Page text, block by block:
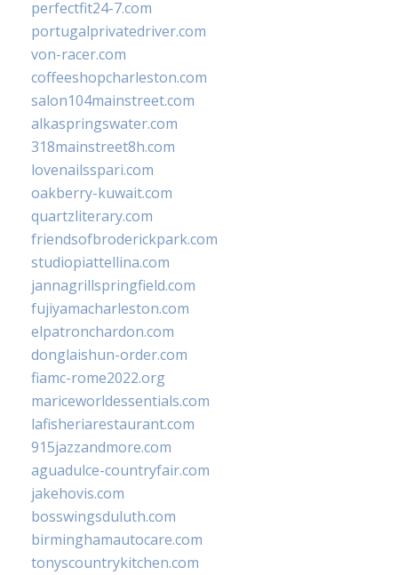
perfectfit24-7.com
portugalprivatedriver.com
von-racer.com
coffeeshopcharleston.com
salon104mainstreet.com
alkaspringswater.com
318mainstreet8h.com
lovenailsspari.com
oakberry-kuwait.com
quartzliterary.com
friendsofbroderickpark.com
studiopiattellina.com
jannagrillspringfield.com
fujiyamacharleston.com
elpatronchardon.com
donglaishun-order.com
fiamc-rome2022.org
mariceworldessentials.com
lafisheriarestaurant.com
915jazzandmore.com
aguadulce-countryfair.com
jakehovis.com
bosswingsduluth.com
birminghamautocare.com
tonyscountrykitchen.com